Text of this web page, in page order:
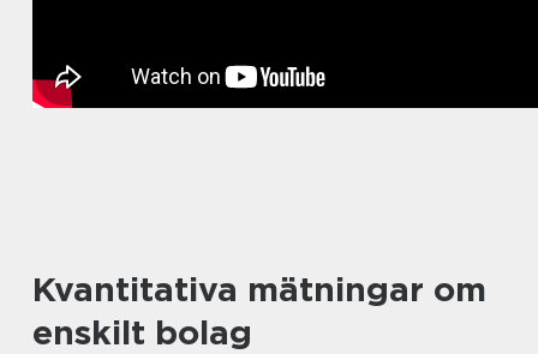
Kvantitativa mätningar om
enskilt bolag